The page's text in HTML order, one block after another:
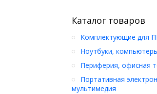
Каталог товаров
Комплектующие для
Ноутбуки,
Периферия, офисная
Портативная
мультимедия